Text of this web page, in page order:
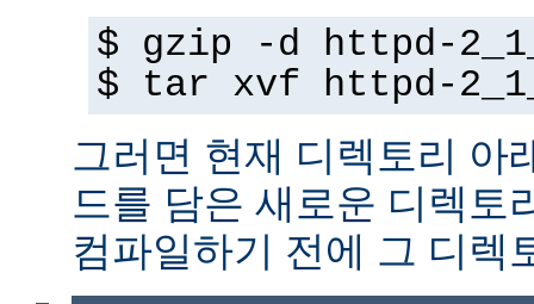
$ gzip -d httpd-
$ tar xvf httpd-
그러면 현재 디렉토리 아
드를 담은 새로운 디렉토
컴파일하기 전에 그 디렉